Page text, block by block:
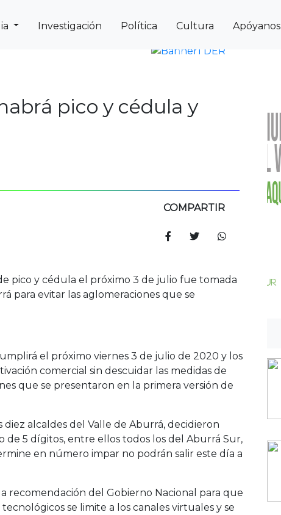
Investigación Política Cultura Apóyanos
Previous
pico y cédula y
COMPARTIR
pico y cédula el próximo 3 de julio fue tomada
para evitar las aglomeraciones que se
el próximo viernes 3 de julio de 2020 y los
comercial sin descuidar las medidas de
que se presentaron en la primera versión de
alcaldes del Valle de Aburrá, decidieron
5 dígitos, entre ellos todos los del Aburrá Sur,
en número impar no podrán salir este día a
recomendación del Gobierno Nacional para que
se limite a los canales virtuales y se